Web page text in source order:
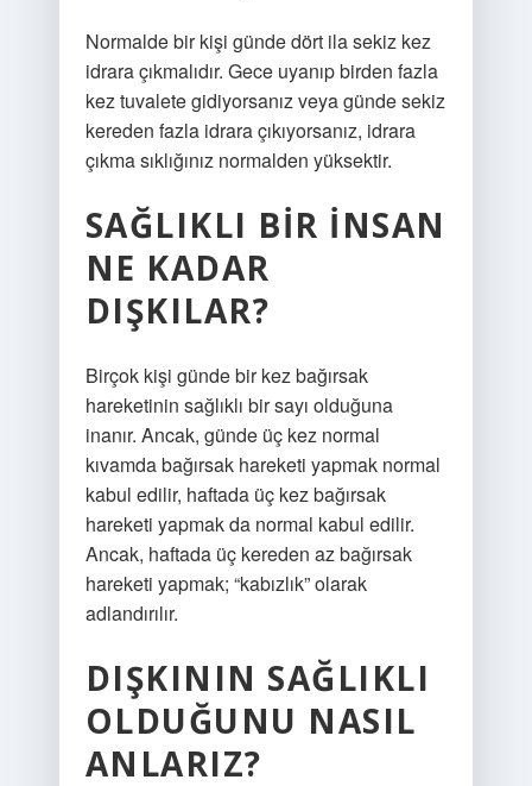
Normalde bir kişi günde dört ila sekiz kez
idrara çıkmalıdır. Gece uyanıp birden fazla
kez tuvalete gidiyorsanız veya günde sekiz
kereden fazla idrara çıkıyorsanız, idrara
çıkma sıklığınız normalden yüksektir.
SAĞLIKLI BIR INSAN
NE KADAR
DIŞKILAR?
Birçok kişi günde bir kez bağırsak
hareketinin sağlıklı bir sayı olduğuna
inanır. Ancak, günde üç kez normal
kıvamda bağırsak hareketi yapmak normal
kabul edilir, haftada üç kez bağırsak
hareketi yapmak da normal kabul edilir.
Ancak, haftada üç kereden az bağırsak
hareketi yapmak; “kabızlık” olarak
adlandırılır.
DIŞKININ SAĞLIKLI
OLDUĞUNU NASIL
ANLARIZ?